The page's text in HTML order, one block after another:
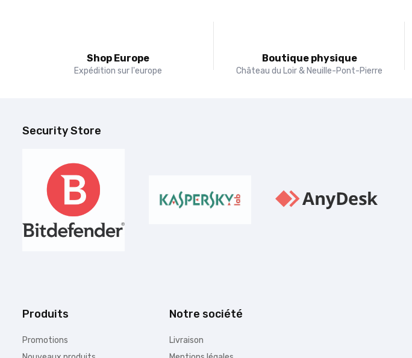
Shop Europe
Expédition sur l'europe
Boutique physique
Château du Loir & Neuille-Pont-Pierre
Security Store
Produits
Promotions
Notre société
Livraison